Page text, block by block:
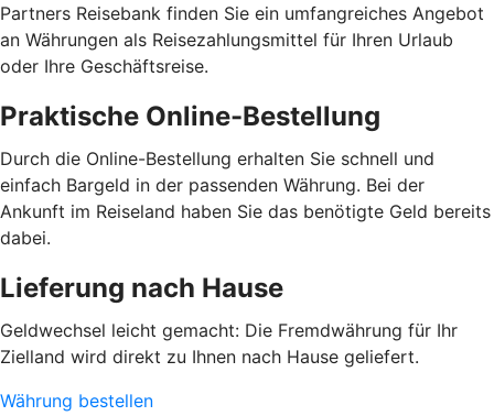
Partners Reisebank finden Sie ein umfangreiches Angebot
an Währungen als Reisezahlungsmittel für Ihren Urlaub
oder Ihre Geschäftsreise.
Praktische Online-Bestellung
Durch die Online-Bestellung erhalten Sie schnell und
einfach Bargeld in der passenden Währung. Bei der
Ankunft im Reiseland haben Sie das benötigte Geld bereits
dabei.
Lieferung nach Hause
Geldwechsel leicht gemacht: Die Fremdwährung für Ihr
Zielland wird direkt zu Ihnen nach Hause geliefert.
Währung bestellen